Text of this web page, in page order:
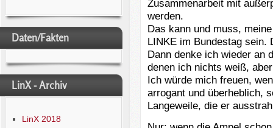
Daten/Fakten
LinX - Archiv
LinX 2018
Zusammenarbeit mit
werden.
Das kann und muss,
LINKE im Bundestag sein.
Dann denke ich wieder an
denen ich nichts weiß,
Ich würde mich freuen,
arrogant und überheblich,
Langeweile, die er